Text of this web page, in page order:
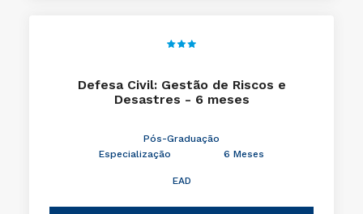
Defesa Civil: Gestão de Riscos e
Desastres - 6 meses
Pós-Graduação
Especialização
6 Meses
EAD